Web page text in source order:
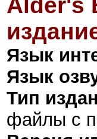
Язык
Язык
Тип
файлы с